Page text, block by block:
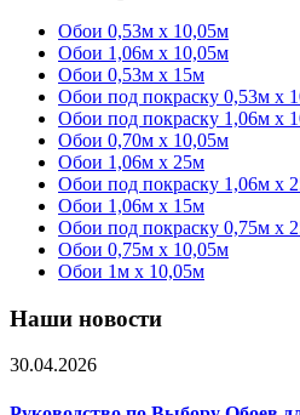
Обои 0,53м x 10,05м
Обои 1,06м х 10,05м
Обои 0,53м x 15м
Обои под покраску 0,53м x
Обои под покраску 1,06м х
Обои 0,70м x 10,05м
Обои 1,06м x 25м
Обои под покраску 1,06м x
Обои 1,06м x 15м
Обои под покраску 0,75м x
Обои 0,75м x 10,05м
Обои 1м х 10,05м
Наши новости
30.04.2026